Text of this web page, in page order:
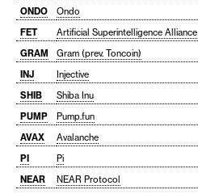
ONDO
Ondo
FET
Artificial Superintelligence Alliance
GRAM
Gram (prev. Toncoin)
INJ
Injective
SHIB
Shiba Inu
PUMP
Pump.fun
AVAX
Avalanche
PI
Pi
NEAR
NEAR Protocol